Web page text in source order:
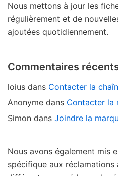
Nous mettons à jour les
régulièrement et de
ajoutées quotidiennement.
Commentaires
loius dans Contacter la
Anonyme dans Contacter la
Simon dans Joindre la
Nous avons également mis
spécifique aux réclamations